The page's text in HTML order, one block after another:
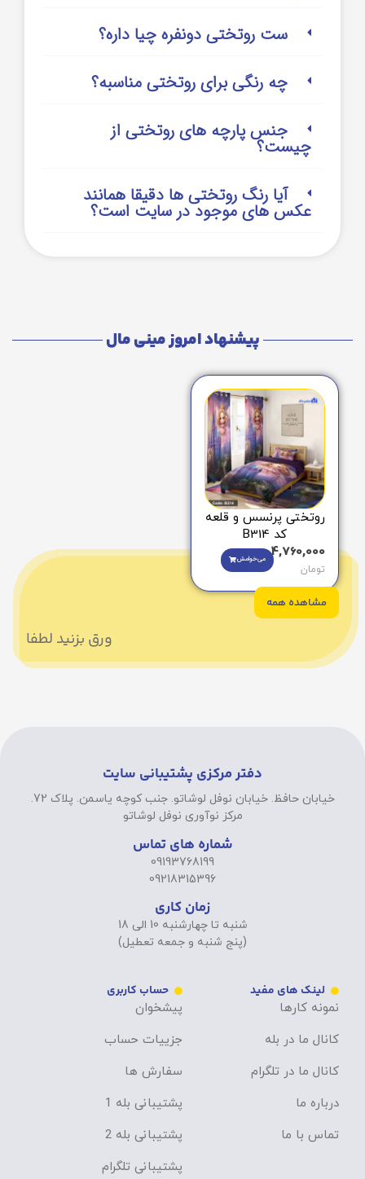
ست روتختی دونفره چیا داره؟
چه رنگی برای روتختی مناسبه؟
جنس پارچه های روتختی از
چیست؟
آیا رنگ روتختی ها دقیقا همانند
عکس های موجود در سایت است؟
پیشنهاد امروز مینی مال
روتختی پرنسس و قلعه
کد B314
4,760,000
تومان
می‌خوامش
مشاهده همه
ورق بزنید لطفا
دفتر مرکزی پشتیبانی سایت
خیابان حافظ. خیابان نوفل لوشاتو. جنب کوچه یاسمن. پلاک 72.
مرکز نوآوری نوفل لوشاتو
شماره های تماس
09193768199
09218315396
زمان کاری
شنبه تا چهارشنبه 10 الی 18
(پنج شنبه و جمعه تعطیل)
لینک های مفید
نمونه کارها
کانال ما در بله
کانال ما در تلگرام
درباره ما
تماس با ما
حساب کاربری
پیشخوان
جزییات حساب
سفارش ها
پشتیبانی بله 1
پشتیبانی بله 2
پشتیبانی تلگرام